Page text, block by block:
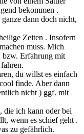
bekommen .
dann doch nicht,
Zeiten . Insofern
muss. Mich
Erfahrung mit
du willst es einfach
finde. Aber dann
nicht ) ggf. mit
die ich kann oder bei
wenn es schief geht .
zu gefährlich.